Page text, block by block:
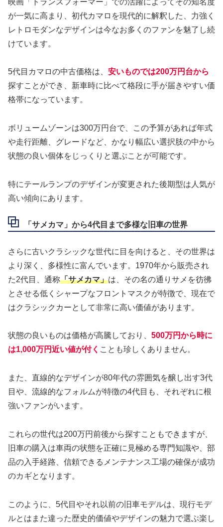
が一気に高まり、初代カマロを現代的に解釈した、力強く
レトロモダンなデザインは今なお多くのファンを魅了し続
けています。
5代目カマロの中古価格は、 安いものでは200万円台から
探すことができ、新車時に比べて格段に手が届きやすい価
格帯になっています。
ボリュームゾーンは300万円台で、この予算があれば年式
や走行距離、グレードなど、かなり幅広い選択肢の中から
状態の良い個体をじっくりと選ぶことが可能です。
特にテールランプのデザインが変更された後期型は人気が
高い傾向にあります。
「サメカマ」から4代目まで多様な旧車の世界
さらに古いクラシックな世代に目を向けると、その世界は
より深く、多様性に富んでいます。1970年から販売され
た2代目、通称「サメカマ」は、その名の通りサメを彷彿
とさせる低くシャープなフロントマスクが特徴で、現在で
はクラシックカーとして非常に高い価値があります。
状態の良いものは価格が高騰しており、 500万円から時に
は1,000万円近い値が付く ことも珍しくありません。
また、直線的なデザインが80年代の雰囲気を醸し出す3代
目や、流線的なフォルムが特徴の4代目も、それぞれに根
強いファンがいます。
これらの世代は200万円前後から探すこともできますが、
旧車の購入は車両の状態を正確に見極める専門知識や、部
品の入手経路、信頼できるメンテナンス工場の確保が成功
のカギとなります。
このように、5代目やそれ以前の旧車モデルは、現行モデ
ルとはまた違った歴史的価値やデザインの魅力で選ぶ楽し